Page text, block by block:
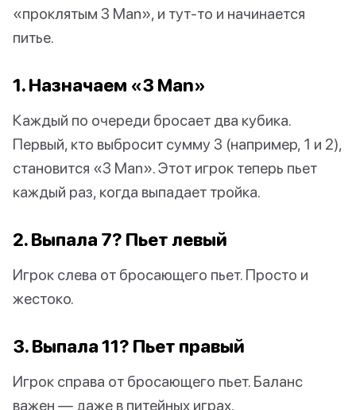
«проклятым 3 Man», и тут-то и начинается
питье.
1. Назначаем «3 Man»
Каждый по очереди бросает два кубика.
Первый, кто выбросит сумму 3 (например, 1 и 2),
становится «3 Man». Этот игрок теперь пьет
каждый раз, когда выпадает тройка.
2. Выпала 7? Пьет левый
Игрок слева от бросающего пьет. Просто и
жестоко.
3. Выпала 11? Пьет правый
Игрок справа от бросающего пьет. Баланс
важен — даже в питейных играх.